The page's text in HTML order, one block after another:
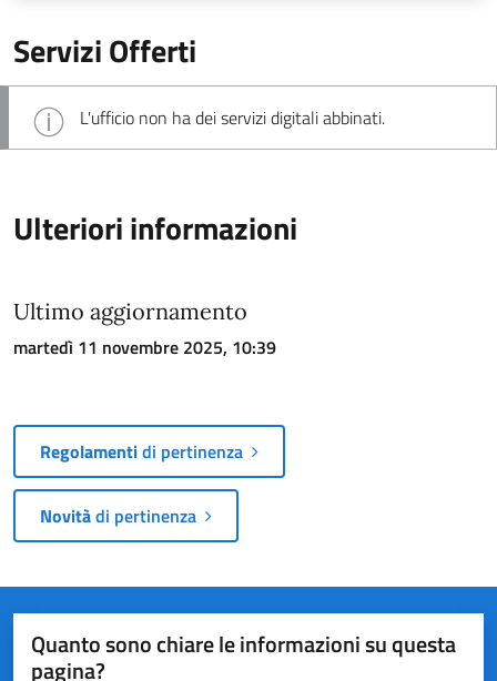
Servizi Offerti
L'ufficio non ha dei servizi digitali abbinati.
Ulteriori informazioni
Ultimo aggiornamento
martedì 11 novembre 2025, 10:39
Regolamentidi pertinenza
Novitàdi pertinenza
Quanto sono chiare le informazioni su questa
pagina?